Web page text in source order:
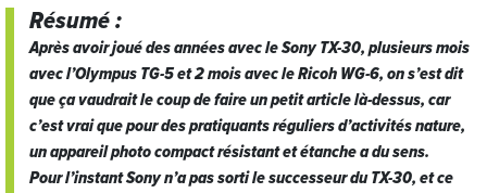
Résumé :
Après avoir joué des années avec le Sony TX-30, plusieurs mois
avec l’Olympus TG-5 et 2 mois avec le Ricoh WG-6, on s’est dit
que ça vaudrait le coup de faire un petit article là-dessus, car
c’est vrai que pour des pratiquants réguliers d’activités nature,
un appareil photo compact résistant et étanche a du sens.
Pour l’instant Sony n’a pas sorti le successeur du TX-30, et ce